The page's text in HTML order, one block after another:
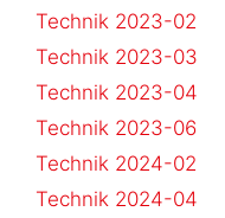
Technik 2023-02
Technik 2023-03
Technik 2023-04
Technik 2023-06
Technik 2024-02
Technik 2024-04